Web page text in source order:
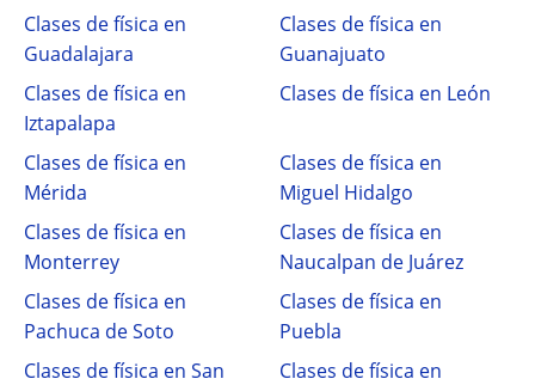
Clases de física en
Guadalajara
Clases de física en
Guanajuato
Clases de física en
Iztapalapa
Clases de física en León
Clases de física en
Mérida
Clases de física en
Miguel Hidalgo
Clases de física en
Monterrey
Clases de física en
Naucalpan de Juárez
Clases de física en
Pachuca de Soto
Clases de física en
Puebla
Clases de física en San
Clases de física en